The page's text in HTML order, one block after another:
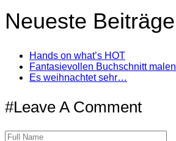
Neueste Beiträge
Hands on what’s HOT
Fantasievollen Buchschnitt malen
Es weihnachtet sehr…
#Leave A Comment